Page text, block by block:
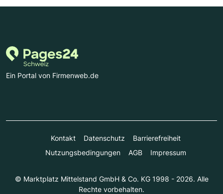
Ein Portal von Firmenweb.de
Kontakt Datenschutz
Barrierefreiheit
Nutzungsbedingungen
AGB Impressum
© Marktplatz Mittelstand GmbH & Co. KG 1998 - 2026. Alle
Rechte vorbehalten.